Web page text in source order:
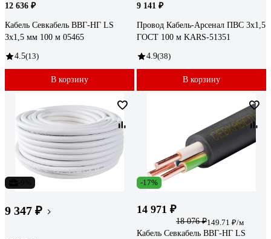
12 636 ₽
Кабель Севкабель ВВГ-НГ LS
3х1,5 мм 100 м 05465
4.5(13)
В корзину
9 141 ₽
Провод Кабель-Арсенал ПВС 3х1,5
ГОСТ 100 м KARS-51351
4.9(38)
В корзину
9 347 ₽
-17%
14 971 ₽
18 076 ₽149.71 ₽/м
Кабель Севкабель ВВГ-НГ LS